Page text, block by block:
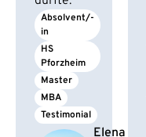
Absolvent/-
in
HS
Pforzheim
Master
MBA
Testimonial
Elena F.